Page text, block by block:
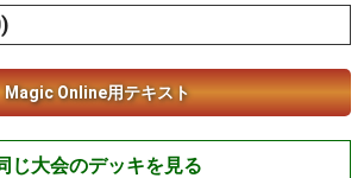
Magic Online用テキスト
じ大会のデッキを見る